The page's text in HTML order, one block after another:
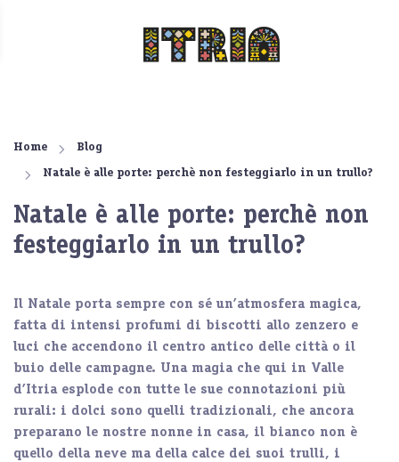
Home Blog
Natale è alle porte: perchè non festeggiarlo in un trullo?
Natale è alle porte: perchè non
festeggiarlo in un trullo?
Il Natale porta sempre con sé un’atmosfera magica,
fatta di intensi profumi di biscotti allo zenzero e
luci che accendono il centro antico delle città o il
buio delle campagne. Una magia che qui in Valle
d’Itriaesplode con tutte le sue connotazioni più
rurali: i dolci sono quelli tradizionali, che ancora
preparano le nostre nonne in casa, il bianco non è
quello della neve ma della calce dei suoi trulli, i